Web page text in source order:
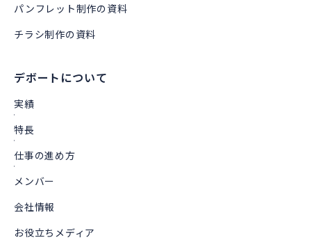
パンフレット制作の資料
チラシ制作の資料
デボートについて
実績
特長
仕事の進め方
メンバー
会社情報
お役立ちメディア